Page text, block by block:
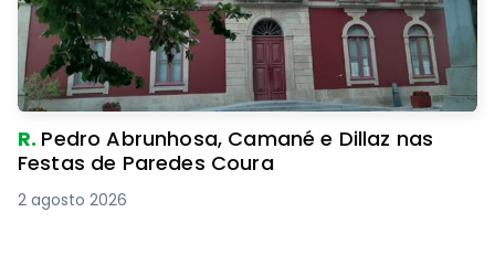
R. Pedro Abrunhosa, Camané e Dillaz nas
Festas de Paredes Coura
2 agosto 2026